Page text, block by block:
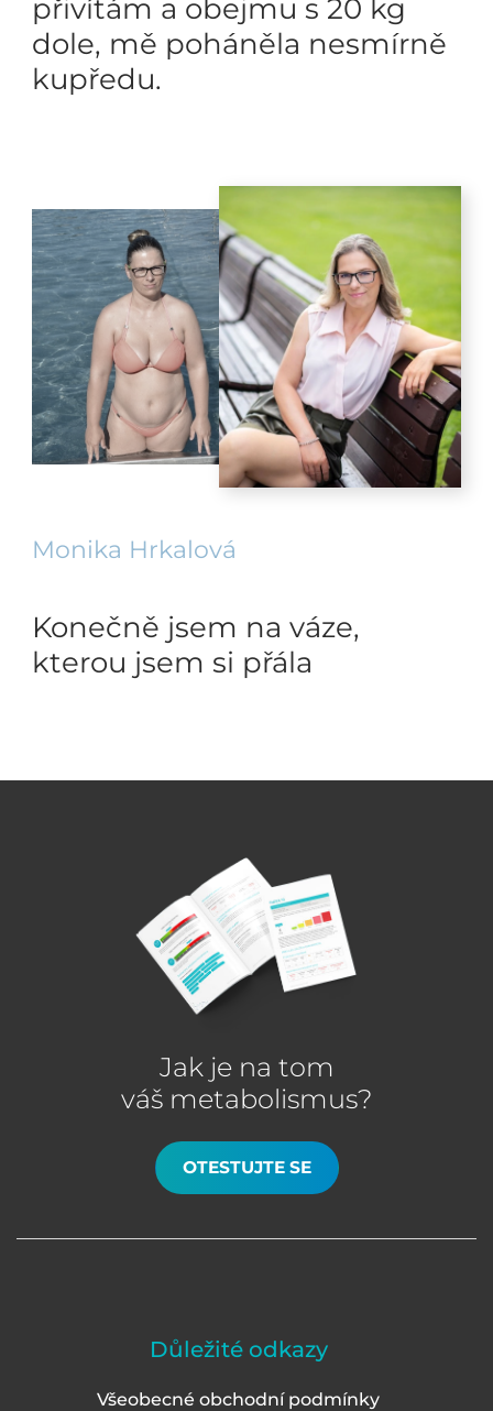
přivítám a obejmu s 20 kg
dole, mě poháněla nesmírně
kupředu.
Monika Hrkalová
Konečně jsem na váze,
kterou jsem si přála
Jak je na tom
váš metabolismus?
OTESTUJTE SE
Důležité odkazy
Všeobecné obchodní podmínky